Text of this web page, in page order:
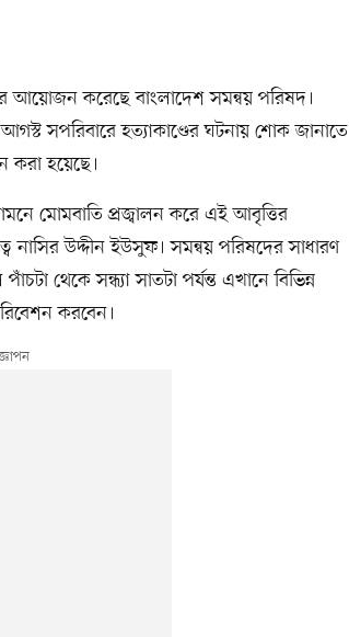
আয়োজন করেছে বাংলাদেশ সমন্বয় পরিষদ।
সপরিবারে হত্যাকাণ্ডের ঘটনায় শোক জানাতে
করা হয়েছে।
মোমবাতি প্রজ্বালন করে এই আবৃত্তির
নাসির উদ্দীন ইউসুফ। সমন্বয় পরিষদের সাধারণ
থেকে সন্ধ্যা সাতটা পর্যন্ত এখানে বিভিন্ন
করবেন।